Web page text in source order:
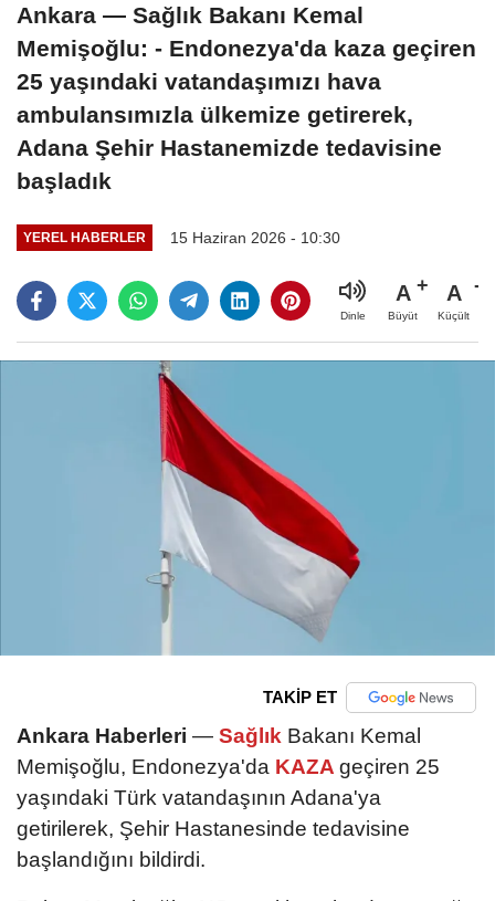
Ankara — Sağlık Bakanı Kemal
Memişoğlu: - Endonezya'da kaza geçiren
25 yaşındaki vatandaşımızı hava
ambulansımızla ülkemize getirerek,
Adana Şehir Hastanemizde tedavisine
başladık
YEREL HABERLER 15 Haziran 2026 - 10:30
Dinle
A
Büyüt
A
Küçült
TAKİP ET
Ankara Haberleri — Sağlık Bakanı Kemal
Memişoğlu, Endonezya'da KAZA geçiren 25
yaşındaki Türk vatandaşının Adana'ya
getirilerek, Şehir Hastanesinde tedavisine
başlandığını bildirdi.